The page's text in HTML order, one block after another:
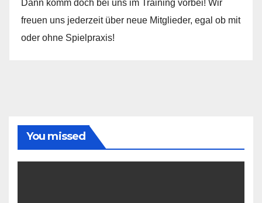
Dann komm doch bei uns im Training vorbei! Wir
freuen uns jederzeit über neue Mitglieder, egal ob mit
oder ohne Spielpraxis!
You missed